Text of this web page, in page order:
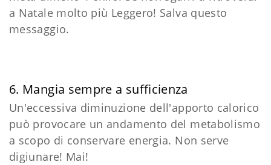
a Natale molto più Leggero! Salva questo
messaggio.
6. Mangia sempre a sufficienza
Un'eccessiva diminuzione dell'apporto calorico
può provocare un andamento del metabolismo
a scopo di conservare energia. Non serve
digiunare! Mai!